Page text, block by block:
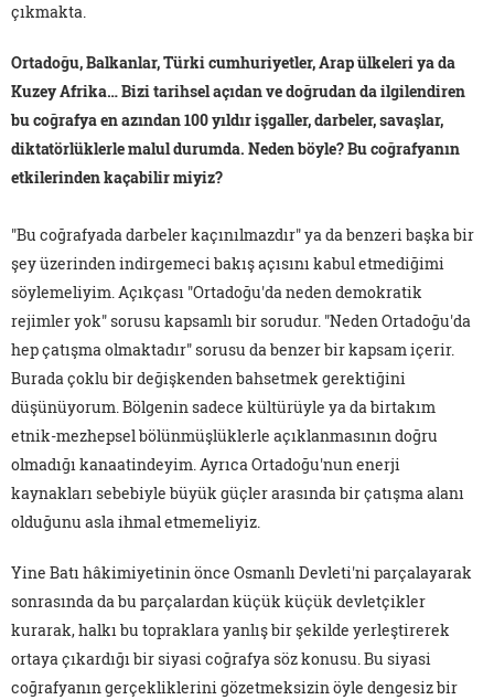
çıkmakta.
Ortadoğu, Balkanlar, Türki cumhuriyetler, Arap ülkeleri ya da
Kuzey Afrika… Bizi tarihsel açıdan ve doğrudan da ilgilendiren
bu coğrafya en azından 100 yıldır işgaller, darbeler, savaşlar,
diktatörlüklerle malul durumda. Neden böyle? Bu coğrafyanın
etkilerinden kaçabilir miyiz?
"Bu coğrafyada darbeler kaçınılmazdır" ya da benzeri başka bir
şey üzerinden indirgemeci bakış açısını kabul etmediğimi
söylemeliyim. Açıkçası "Ortadoğu'da neden demokratik
rejimler yok" sorusu kapsamlı bir sorudur. "Neden Ortadoğu'da
hep çatışma olmaktadır" sorusu da benzer bir kapsam içerir.
Burada çoklu bir değişkenden bahsetmek gerektiğini
düşünüyorum. Bölgenin sadece kültürüyle ya da birtakım
etnik-mezhepsel bölünmüşlüklerle açıklanmasının doğru
olmadığı kanaatindeyim. Ayrıca Ortadoğu'nun enerji
kaynakları sebebiyle büyük güçler arasında bir çatışma alanı
olduğunu asla ihmal etmemeliyiz.
Yine Batı hâkimiyetinin önce Osmanlı Devleti'ni parçalayarak
sonrasında da bu parçalardan küçük küçük devletçikler
kurarak, halkı bu topraklara yanlış bir şekilde yerleştirerek
ortaya çıkardığı bir siyasi coğrafya söz konusu. Bu siyasi
coğrafyanın gerçekliklerini gözetmeksizin öyle dengesiz bir